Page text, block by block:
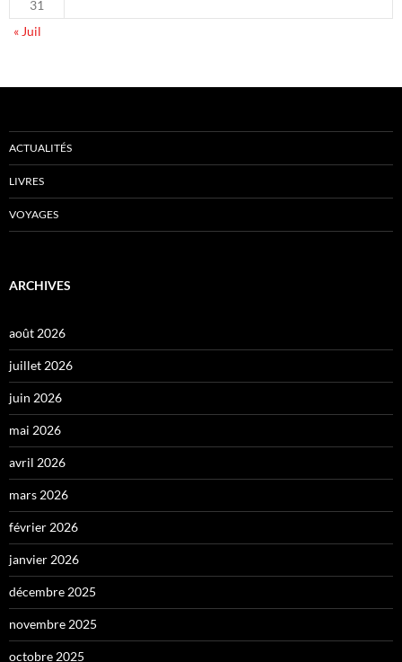
31
« Juil
ACTUALITÉS
LIVRES
VOYAGES
ARCHIVES
août 2026
juillet 2026
juin 2026
mai 2026
avril 2026
mars 2026
février 2026
janvier 2026
décembre 2025
novembre 2025
octobre 2025